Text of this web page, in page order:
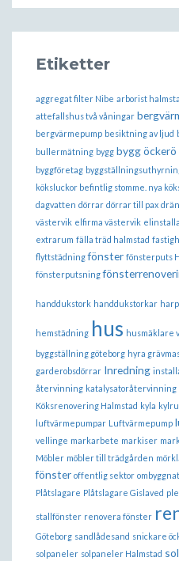
Etiketter
aggregat filter Nibe arborist
attefallshus två våningar
bergvärmepump besiktning av ljud
bullermätning bygg bygg öckerö
byggföretag
köksluckor befintlig stomme. nya
dagvatten dörrar dörrar till pax
västervik elfirma västervik
extrarum fälla träd halmstad
flyttstädning fönster fönsterputs
fönsterputsning
handdukstork handdukstorkar
hemstädning hus husmäklare
byggställning göteborg hyra
garderobsdörrar Inredning
återvinning katalysatoråtervinning
Köksrenovering Halmstad kyla
luftvärmepumpar Luftvärmepump
vellinge markarbete markiser
Möbler möbler till trädgården
fönster offentlig sektor
Plåtslagare Plåtslagare Gislaved
stallfönster renovera fönster
Göteborg sandlådesand snickare
solpaneler solpaneler Halmstad